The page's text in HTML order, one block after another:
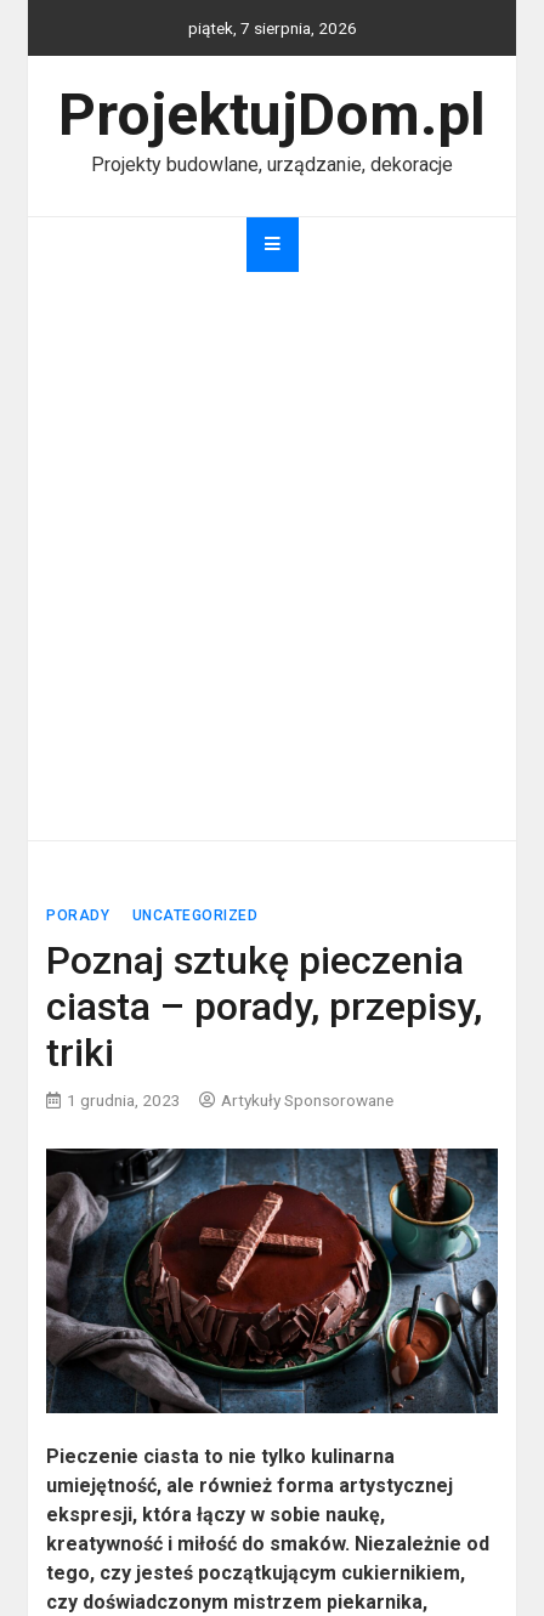
piątek, 7 sierpnia, 2026
ProjektujDom.pl
Projekty budowlane, urządzanie, dekoracje
PORADY UNCATEGORIZED
Poznaj sztukę pieczenia
ciasta – porady, przepisy,
triki
1 grudnia, 2023 Artykuły Sponsorowane
Pieczenie ciasta to nie tylko kulinarna
umiejętność, ale również forma artystycznej
ekspresji, która łączy w sobie naukę,
kreatywność i miłość do smaków. Niezależnie od
tego, czy jesteś początkującym cukiernikiem,
czy doświadczonym mistrzem piekarnika,